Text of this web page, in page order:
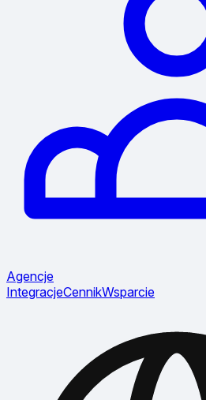
Agencje
IntegracjeCennikWsparcie